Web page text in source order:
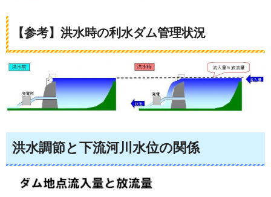
【参考】洪水時の利水ダム管理状況
洪水調節と下流河川水位の関係